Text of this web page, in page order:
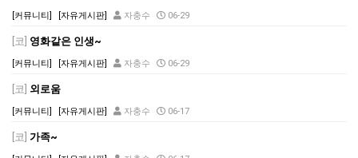
[커뮤니티] [자유게시판] 자충수 06-29
[코] 영화같은 인생~
[커뮤니티] [자유게시판] 자충수 06-29
[코] 외로움
[커뮤니티] [자유게시판] 자충수 06-17
[코] 가족~